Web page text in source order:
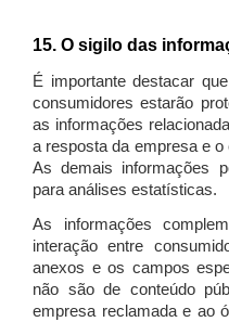
15. O sigilo das
É importante destacar
consumidores estarão
as informações
a resposta da empresa e
As demais informações
para análises estatísticas.
As informações
interação entre
anexos e os campos
não são de conteúdo
empresa reclamada e ao